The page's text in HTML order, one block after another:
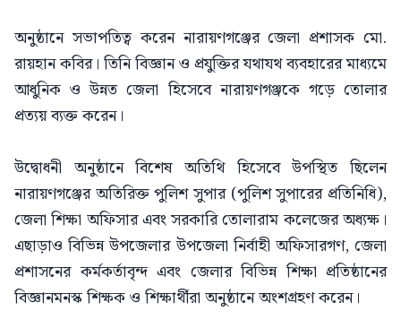
অনুষ্ঠানে সভাপতিত্ব করেন নারায়ণগঞ্জের জেলা প্রশাসক মো.
রায়হান কবির। তিনি বিজ্ঞান ও প্রযুক্তির যথাযথ ব্যবহারের মাধ্যমে
আধুনিক ও উন্নত জেলা হিসেবে নারায়ণগঞ্জকে গড়ে তোলার
প্রত্যয় ব্যক্ত করেন।
উদ্বোধনী অনুষ্ঠানে বিশেষ অতিথি হিসেবে উপস্থিত ছিলেন
নারায়ণগঞ্জের অতিরিক্ত পুলিশ সুপার (পুলিশ সুপারের প্রতিনিধি),
জেলা শিক্ষা অফিসার এবং সরকারি তোলারাম কলেজের অধ্যক্ষ।
এছাড়াও বিভিন্ন উপজেলার উপজেলা নির্বাহী অফিসারগণ, জেলা
প্রশাসনের কর্মকর্তাবৃন্দ এবং জেলার বিভিন্ন শিক্ষা প্রতিষ্ঠানের
বিজ্ঞানমনস্ক শিক্ষক ও শিক্ষার্থীরা অনুষ্ঠানে অংশগ্রহণ করেন।